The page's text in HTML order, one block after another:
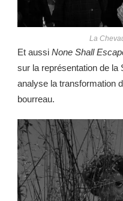
La
Et aussi None Shall
sur la représentation de
analyse la transformation
bourreau.